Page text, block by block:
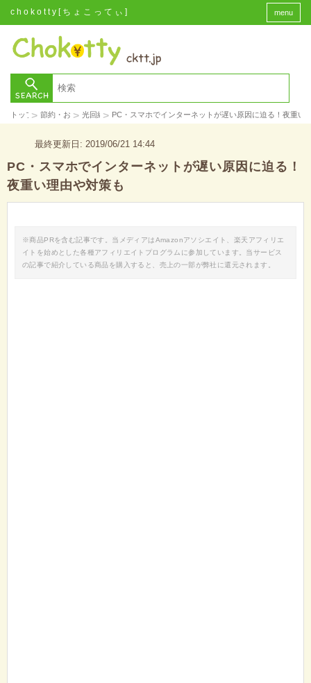
chokotty[ちょこってぃ] menu
トップ> 節約・お金
> 光回線> PC・スマホでインターネットが遅い原因に迫る！夜重い
最終更新日: 2019/06/21 14:44
PC・スマホでインターネットが遅い原因に迫る！
夜重い理由や対策も
※商品PRを含む記事です。当メディアはAmazonアソシエイト、楽天アフィリエ
イトを始めとした各種アフィリエイトプログラムに参加しています。当サービス
の記事で紹介している商品を購入すると、売上の一部が弊社に還元されます。